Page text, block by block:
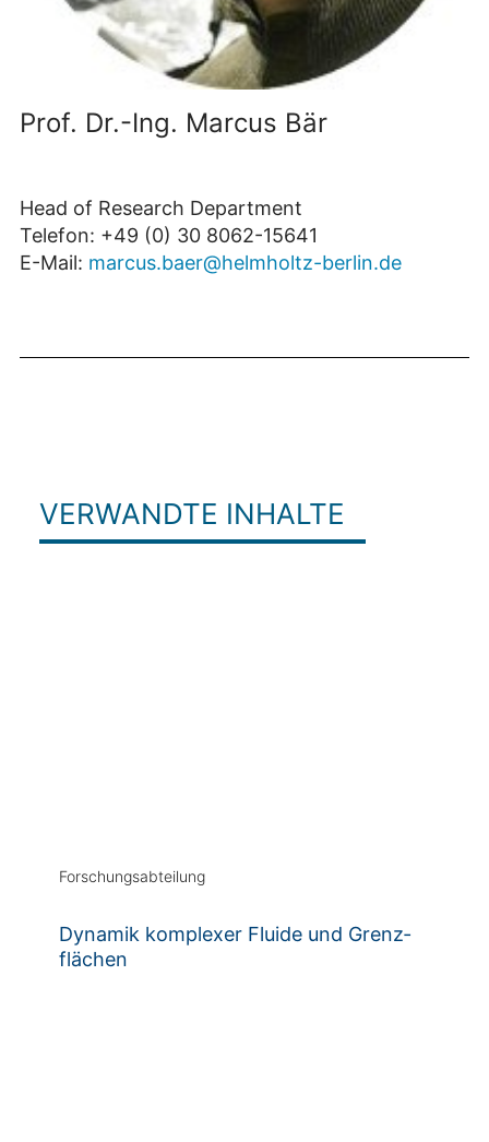
Prof. Dr.-Ing. Marcus Bär
Head of Research Department
Telefon: +49 (0) 30 8062-15641
E-Mail: marcus.baer@helmholtz-berlin.de
VERWANDTE INHALTE
Forschungsabteilung
Dynamik komplexer Fluide und Grenz­
flächen